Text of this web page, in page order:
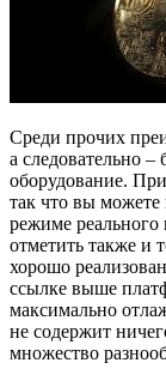
Среди прочих
а следовательно
оборудование.
так что вы можете
режиме реального
отметить также и
хорошо
ссылке выше
максимально
не содержит
множество